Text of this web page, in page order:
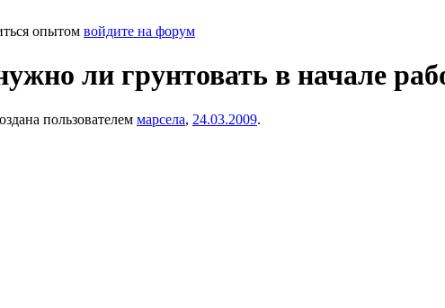
опытом войдите на форум
ли грунтовать в начале
пользователем марсела, 24.03.2009.